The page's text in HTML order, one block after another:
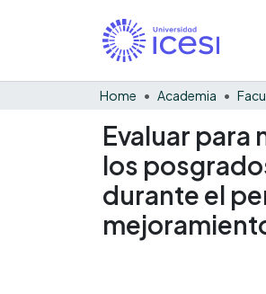
Home Academia
Evaluar para
los
durante el